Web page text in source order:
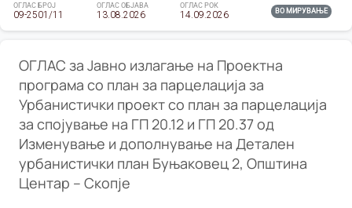
ОГЛАС БРОЈ
09-2501/11
ОГЛАС ОБЈАВА
13.08.2026
ОГЛАС РОК
14.09.2026 ВО МИРУВАЊЕ
ОГЛАС за Јавно излагање на Проектна
програма со план за парцелација за
Урбанистички проект со план за парцелација
за спојување на ГП 20.12 и ГП 20.37 од
Изменување и дополнување на Детален
урбанистички план Буњаковец 2, Општина
Центар – Скопје